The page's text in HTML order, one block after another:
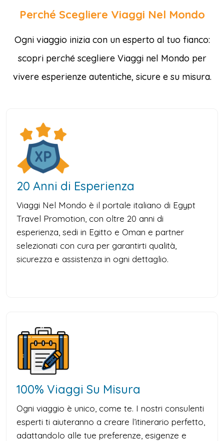
Perché Scegliere Viaggi Nel Mondo
Ogni viaggio inizia con un esperto al tuo fianco:
scopri perché scegliere Viaggi nel Mondo per
vivere esperienze autentiche, sicure e su misura.
20 Anni di Esperienza
Viaggi Nel Mondo è il portale italiano di Egypt
Travel Promotion, con oltre 20 anni di
esperienza, sedi in Egitto e Oman e partner
selezionati con cura per garantirti qualità,
sicurezza e assistenza in ogni dettaglio.
100% Viaggi Su Misura
Ogni viaggio è unico, come te. I nostri consulenti
esperti ti aiuteranno a creare l’itinerario perfetto,
adattandolo alle tue preferenze, esigenze e